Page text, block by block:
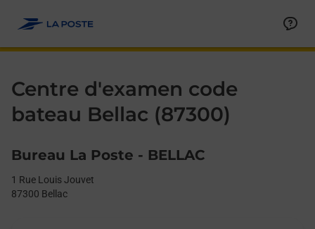
Centre d'examen code
bateau Bellac (87300)
Bureau La Poste - BELLAC
1 Rue Louis Jouvet
87300 Bellac